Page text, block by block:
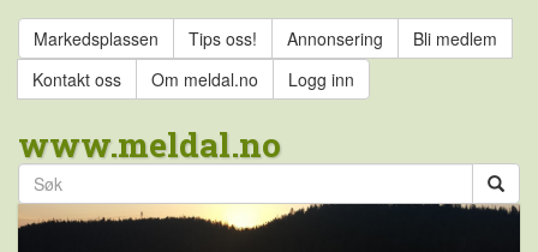
Markedsplassen Tips oss! Annonsering
Bli medlem
Kontakt oss
Om meldal.no Logg inn
www.meldal.no